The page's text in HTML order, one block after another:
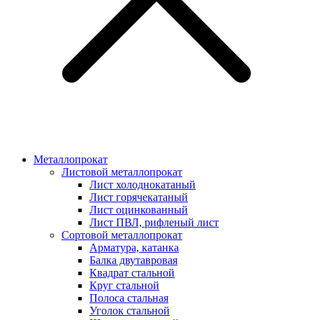
Металлопрокат
Листовой металлопрокат
Лист холоднокатаный
Лист горячекатаный
Лист оцинкованный
Лист ПВЛ, рифленый лист
Сортовой металлопрокат
Арматура, катанка
Балка двутавровая
Квадрат стальной
Круг стальной
Полоса стальная
Уголок стальной